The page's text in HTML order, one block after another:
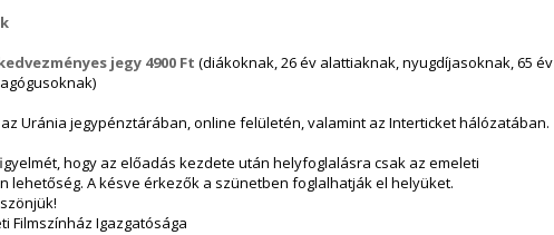
jegy 4900 Ft (diákoknak, 26 év alattiaknak, nyugdíjasoknak, 65 év
Uránia jegypénztárában, online felületén, valamint az Interticket hálózatában.
hogy az előadás kezdete után helyfoglalásra csak az emeleti
lehetőség. A késve érkezők a szünetben foglalhatják el helyüket.
Filmszínház Igazgatósága